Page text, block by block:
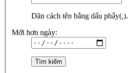
Dãn cách tên bằng dấu phẩy(,).
Mới hơn ngày: